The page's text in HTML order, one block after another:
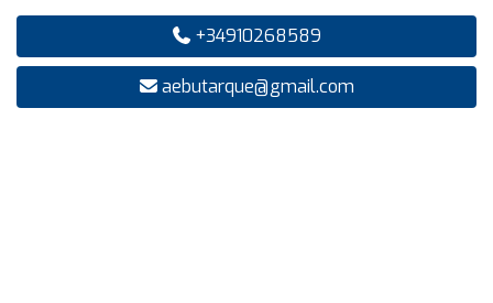
+34910268589
aebutarque@gmail.com